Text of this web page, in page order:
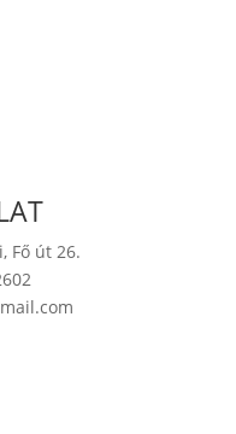
Fő út 26.